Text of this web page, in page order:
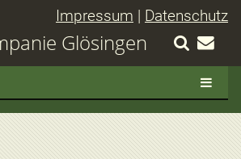
Impressum | Datenschutz
Glösingen